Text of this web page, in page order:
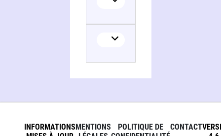
INFORMATIONS MENTIONS
POLITIQUE DE
CONTACT